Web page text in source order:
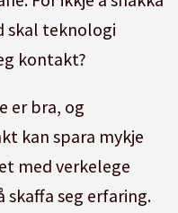
skal teknologi
kontakt?
er bra, og
kan spara mykje
med verkelege
skaffa seg erfaring.